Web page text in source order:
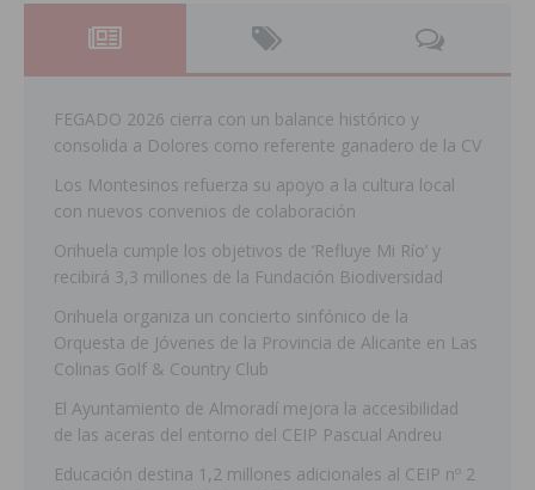
FEGADO 2026 cierra con un balance histórico y
consolida a Dolores como referente ganadero de la CV
Los Montesinos refuerza su apoyo a la cultura local
con nuevos convenios de colaboración
Orihuela cumple los objetivos de ‘Refluye Mi Río’ y
recibirá 3,3 millones de la Fundación Biodiversidad
Orihuela organiza un concierto sinfónico de la
Orquesta de Jóvenes de la Provincia de Alicante en Las
Colinas Golf & Country Club
El Ayuntamiento de Almoradí mejora la accesibilidad
de las aceras del entorno del CEIP Pascual Andreu
Educación destina 1,2 millones adicionales al CEIP nº 2